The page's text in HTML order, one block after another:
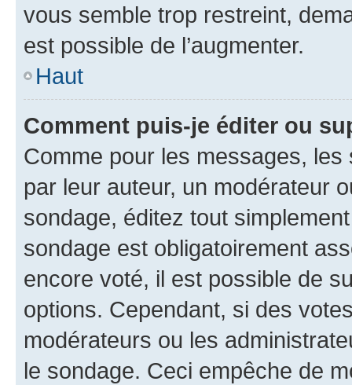
vous semble trop restreint,
est possible de l’augmenter.
Haut
Comment puis-je éditer ou
Comme pour les messages,
par leur auteur, un modérateur
sondage, éditez tout
sondage est obligatoirement
encore voté, il est possible de
options. Cependant, si des
modérateurs ou les
le sondage. Ceci empêche de